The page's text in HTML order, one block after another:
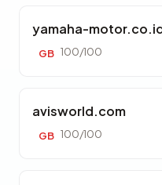
yamaha-
GB 100/100
avisworld.com
GB 100/100